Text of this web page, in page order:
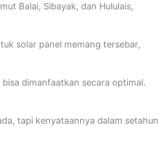
Balai, Sibayak, dan Hululais,
solar panel memang tersebar,
dimanfaatkan secara optimal.
tapi kenyataannya dalam setahun